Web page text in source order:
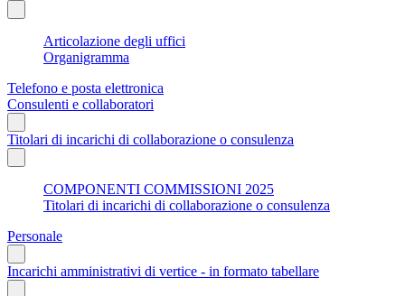
Articolazione degli uffici
Organigramma
Telefono e posta elettronica
Consulenti e collaboratori
Titolari di incarichi di collaborazione o consulenza
COMPONENTI COMMISSIONI 2025
Titolari di incarichi di collaborazione o consulenza
Personale
Incarichi amministrativi di vertice - in formato tabellare